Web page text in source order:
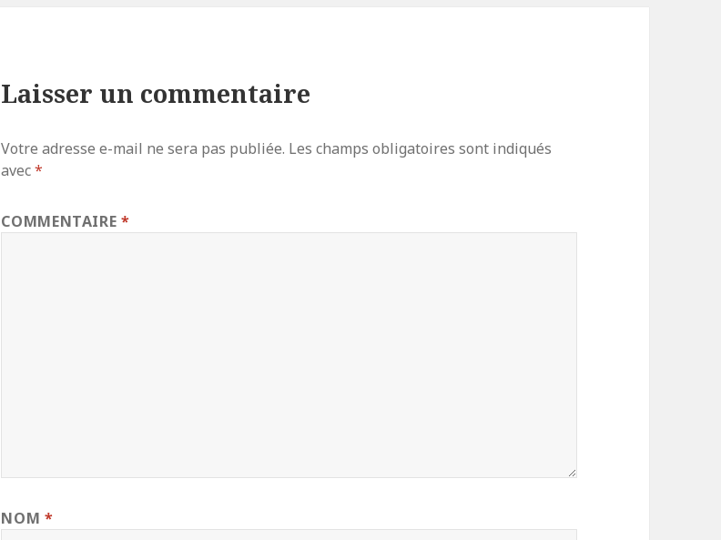
Laisser un commentaire
Votre adresse e-mail ne sera pas publiée. Les champs obligatoires sont indiqués
avec*
COMMENTAIRE*
NOM *